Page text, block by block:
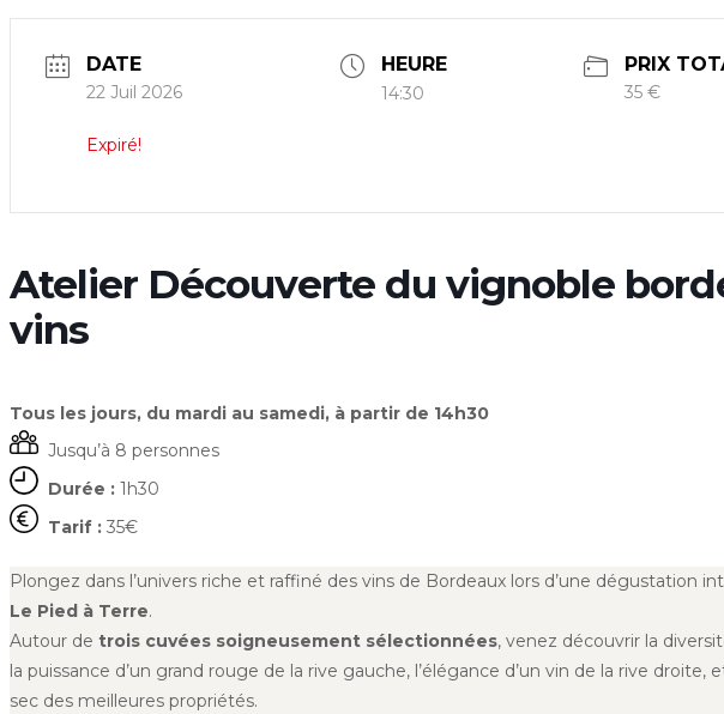
DATE
22 Juil 2026
Expiré!
HEURE
14:30
PRIX
35 €
Atelier Découverte du vignoble
vins
Tous les jours, du mardi au samedi, à partir de 14h30
Jusqu’à 8 personnes
Durée :1h30
Tarif :35€
Plongez dans l’univers riche et raffiné des vins de Bordeaux lors d’une dégustation
Le Pied à Terre.
Autour de trois cuvées soigneusement sélectionnées, venez découvrir la
la puissance d’un grand rouge de la rive gauche, l’élégance d’un vin de la rive droite,
sec des meilleures propriétés.